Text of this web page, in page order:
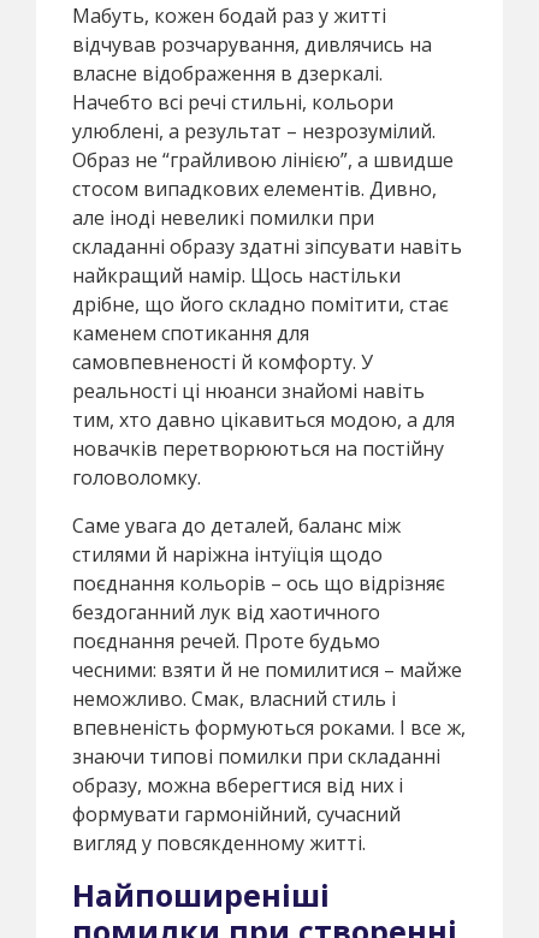
Мабуть, кожен бодай раз у житті
відчував розчарування, дивлячись на
власне відображення в дзеркалі.
Начебто всі речі стильні, кольори
улюблені, а результат – незрозумілий.
Образ не “грайливою лінією”, а швидше
стосом випадкових елементів. Дивно,
але іноді невеликі помилки при
складанні образу здатні зіпсувати навіть
найкращий намір. Щось настільки
дрібне, що його складно помітити, стає
каменем спотикання для
самовпевненості й комфорту. У
реальності ці нюанси знайомі навіть
тим, хто давно цікавиться модою, а для
новачків перетворюються на постійну
головоломку.
Саме увага до деталей, баланс між
стилями й наріжна інтуїція щодо
поєднання кольорів – ось що відрізняє
бездоганний лук від хаотичного
поєднання речей. Проте будьмо
чесними: взяти й не помилитися – майже
неможливо. Смак, власний стиль і
впевненість формуються роками. І все ж,
знаючи типові помилки при складанні
образу, можна вберегтися від них і
формувати гармонійний, сучасний
вигляд у повсякденному житті.
Найпоширеніші